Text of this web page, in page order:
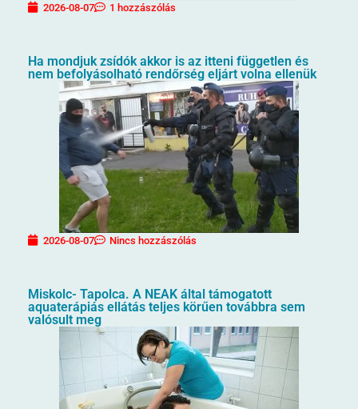
2026-08-07 1 hozzászólás
Ha mondjuk zsídók akkor is az itteni független és
nem befolyásolható rendőrség eljárt volna ellenük
2026-08-07 Nincs hozzászólás
Miskolc- Tapolca. A NEAK által támogatott
aquaterápiás ellátás teljes körűen továbbra sem
valósult meg